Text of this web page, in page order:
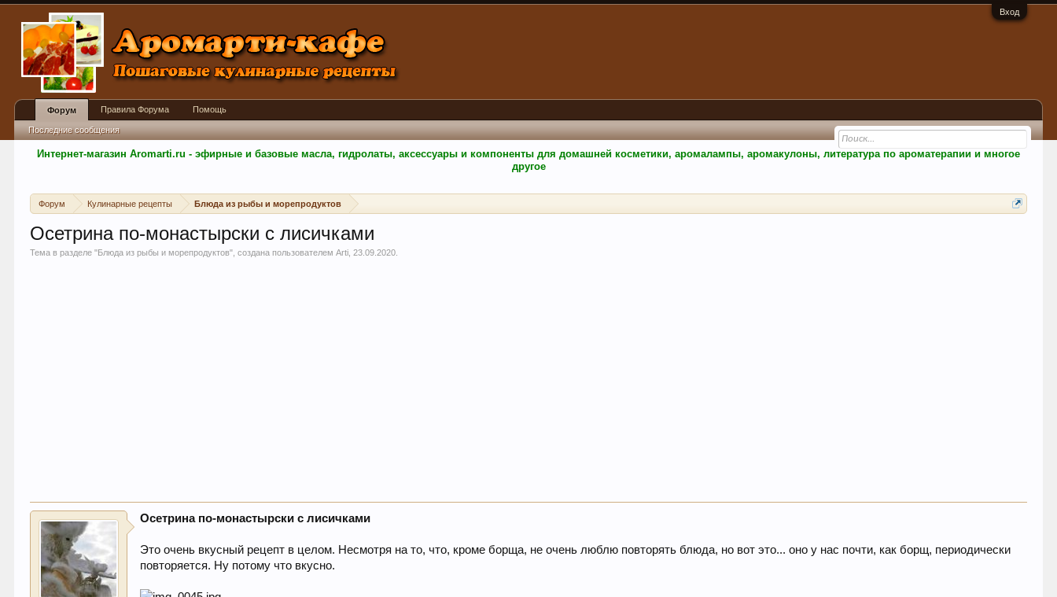
Вход
Интернет-магазин Aromarti.ru - эфирные и базовые масла, гидролаты, аксессуары и компоненты для домашней косметики, аромалампы, аромакулоны, литература по ароматерапии и многое
другое
Форум Кулинарные рецепты Блюда из рыбы и морепродуктов
Осетрина по-монастырски с лисичками
Тема в разделе "Блюда из рыбы и морепродуктов", создана пользователемArti ,23.09.2020
Осетрина по-монастырски с лисичками
Это очень вкусный рецепт в целом. Несмотря на то, что, кроме борща, не очень люблю повторять блюда, но вот это... оно у нас почти, как борщ, периодически
повторяется. Ну потому что вкусно.
Форум
Последние сообщения
Правила Форума Помощь